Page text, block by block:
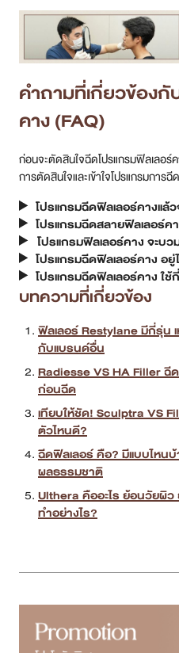
คำถามที่เกี่ยวข้อง
คาง (FAQ)
ก่อนจะตัดสินใจฉีดโปรแกรมฟิลเลอ
การตัดสินใจและเข้าใจโปรแกรมการ
โปรแกรมฉีดฟิลเลอร์คางแล้
โปรแกรมฉีดสลายฟิลเลอร์ค
โปรแกรมฟิลเลอร์คาง จะบ
โปรแกรมฉีดฟิลเลอร์คาง อ
โปรแกรมฉีดฟิลเลอร์คาง ใช้
บทความที่เกี่ยวข้อง
ฟิลเลอร์ Restylane มีกี่รุ่น
กับแบรนด์อื่น
Radiesse VS HA Filler ฉี
ก่อนฉีด
เทียบให้ชัด! Sculptra VS
ตัวไหนดี?
ฉีดฟิลเลอร์ คือ? มีแบบไหนบ้
ผลธรรมชาติ
Ulthera คืออะไร ย้อนวัยผิ
ทำอย่างไร?